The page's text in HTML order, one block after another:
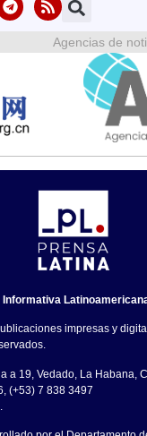
Agencias de
impresas y
a 19, Vedado, La Habana,
(+53) 7 838 3497